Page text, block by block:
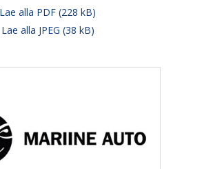
Lae alla PDF (228 kB)
Lae alla JPEG (38 kB)